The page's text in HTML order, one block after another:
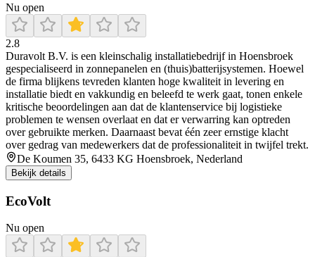
Nu open
2.8
Duravolt B.V. is een kleinschalig installatiebedrijf in Hoensbroek
gespecialiseerd in zonnepanelen en (thuis)batterijsystemen. Hoewel
de firma blijkens tevreden klanten hoge kwaliteit in levering en
installatie biedt en vakkundig en beleefd te werk gaat, tonen enkele
kritische beoordelingen aan dat de klantenservice bij logistieke
problemen te wensen overlaat en dat er verwarring kan optreden
over gebruikte merken. Daarnaast bevat één zeer ernstige klacht
over gedrag van medewerkers dat de professionaliteit in twijfel trekt.
De Koumen 35, 6433 KG Hoensbroek, Nederland
Bekijk details
EcoVolt
Nu open